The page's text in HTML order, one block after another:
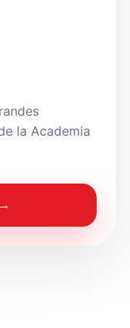
la Academia